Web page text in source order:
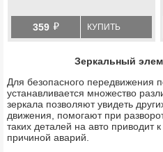
359 й КУПИТЬ
Зеркальный
Для безопасного передвижения
устанавливается множество
зеркала позволяют увидеть
движения, помогают при
таких деталей на авто приводит
причиной аварий.